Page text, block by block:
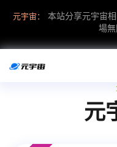
元宇宙：
本站分享元宇宙
場無
元